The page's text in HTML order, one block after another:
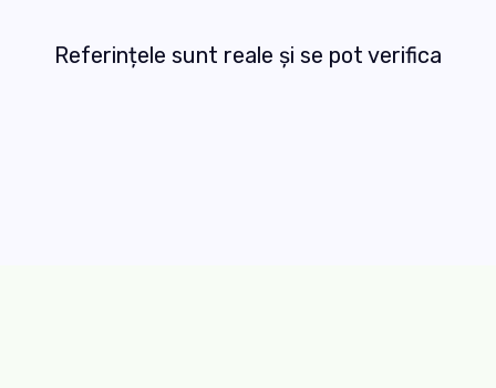
Referințele sunt reale și se pot verifica